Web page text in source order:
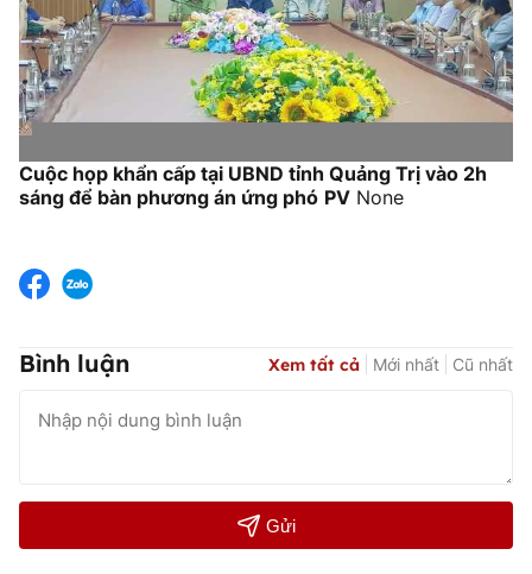
Cuộc họp khẩn cấp tại UBND tỉnh Quảng Trị vào 2h
sáng để bàn phương án ứng phó PV None
Bình luận Xem tất cả Mới nhất Cũ nhất
Gửi